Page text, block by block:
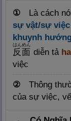
① Là cách
sự vật/sự
khuynh
反面
はんめん
diễn tả
việc
② Thông
của sự việc,